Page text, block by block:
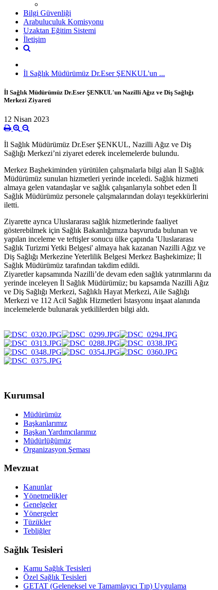
Bilgi Güvenliği
Arabuluculuk Komisyonu
Uzaktan Eğitim Sistemi
İletişim
İl Sağlık Müdürümüz Dr.Eser ŞENKUL'un ...
İl Sağlık Müdürümüz Dr.Eser ŞENKUL'un Nazilli Ağız ve Diş Sağlığı
Merkezi Ziyareti
12 Nisan 2023
İl Sağlık Müdürümüz Dr.Eser ŞENKUL, Nazilli Ağız ve Diş
Sağlığı Merkezi’ni ziyaret ederek incelemelerde bulundu.
Merkez Başhekiminden yürütülen çalışmalarla bilgi alan İl Sağlık
Müdürümüz sunulan hizmetleri yerinde inceledi. Sağlık hizmeti
almaya gelen vatandaşlar ve sağlık çalışanlarıyla sohbet eden İl
Sağlık Müdürümüz personele çalışmalarından dolayı teşekkürlerini
iletti.
Ziyarette ayrıca Uluslararası sağlık hizmetlerinde faaliyet
gösterebilmek için Sağlık Bakanlığımıza başvuruda bulunan ve
yapılan inceleme ve teftişler sonucu ülke çapında 'Uluslararası
Sağlık Turizmi Yetki Belgesi' almaya hak kazanan Nazilli Ağız ve
Diş Sağlığı Merkezine Yeterlilik Belgesi Merkez Başhekimize; İl
Sağlık Müdürümüz tarafından takdim edildi.
Ziyaretler kapsamında Nazilli’de devam eden sağlık yatırımlarını da
yerinde inceleyen İl Sağlık Müdürümüz; bu kapsamda Nazilli Ağız
ve Diş Sağlığı Merkezi, Sağlıklı Hayat Merkezi, Aile Sağlığı
Merkezi ve 112 Acil Sağlık Hizmetleri İstasyonu inşaat alanında
incelemelerde bulunarak yetkililerden bilgi aldı.
Kurumsal
Müdürümüz
Başkanlarımız
Başkan Yardımcılarımız
Müdürlüğümüz
Organizasyon Şeması
Mevzuat
Kanunlar
Yönetmelikler
Genelgeler
Yönergeler
Tüzükler
Tebliğler
Sağlık Tesisleri
Kamu Sağlık Tesisleri
Özel Sağlık Tesisleri
GETAT (Geleneksel ve Tamamlayıcı Tıp) Uygulama